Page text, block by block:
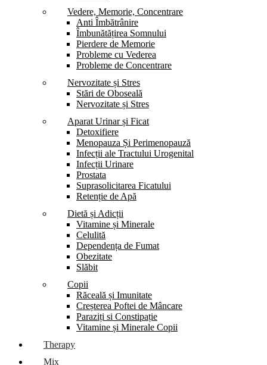
Vedere, Memorie, Concentrare
Anti Îmbătrânire
Îmbunătățirea Somnului
Pierdere de Memorie
Probleme cu Vederea
Probleme de Concentrare
Nervozitate și Stres
Stări de Oboseală
Nervozitate și Stres
Aparat Urinar și Ficat
Detoxifiere
Menopauza Și Perimenopauză
Infecții ale Tractului Urogenital
Infecții Urinare
Prostata
Suprasolicitarea Ficatului
Retenție de Apă
Dietă și Adicții
Vitamine și Minerale
Celulită
Dependența de Fumat
Obezitate
Slăbit
Copii
Răceală și Imunitate
Creșterea Poftei de Mâncare
Paraziți si Constipație
Vitamine și Minerale Copii
Therapy
Mix